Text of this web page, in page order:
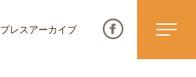
プレスアーカイブ